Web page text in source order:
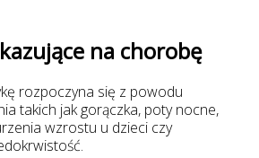
na chorobę
rozpoczyna się z powodu
takich jak gorączka, poty nocne,
wzrostu u dzieci czy